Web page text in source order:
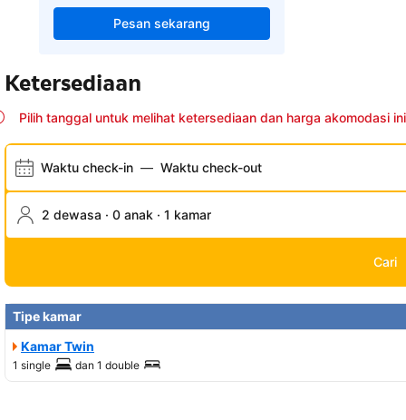
Pesan sekarang
Ketersediaan
Pilih tanggal untuk melihat ketersediaan dan harga akomodasi ini
Waktu check-in — Waktu check-out
2 dewasa · 0 anak · 1 kamar
Cari
Tipe kamar
Kamar Twin
1 single dan 1 double